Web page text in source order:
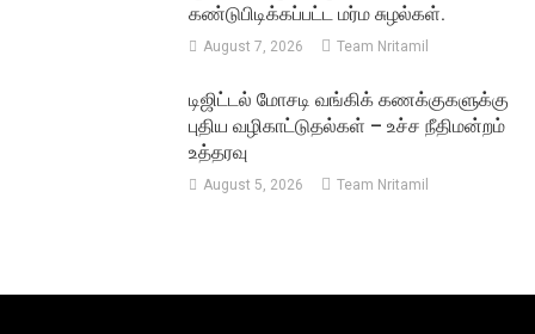
கண்டுபிடிக்கப்பட்ட மர்ம சுழல்கள்.
August 7, 2026 Team Nritamil
டிஜிட்டல் மோசடி வங்கிக் கணக்குகளுக்கு
புதிய வழிகாட்டுதல்கள் – உச்ச நீதிமன்றம்
உத்தரவு
August 5, 2026 Team Nritamil